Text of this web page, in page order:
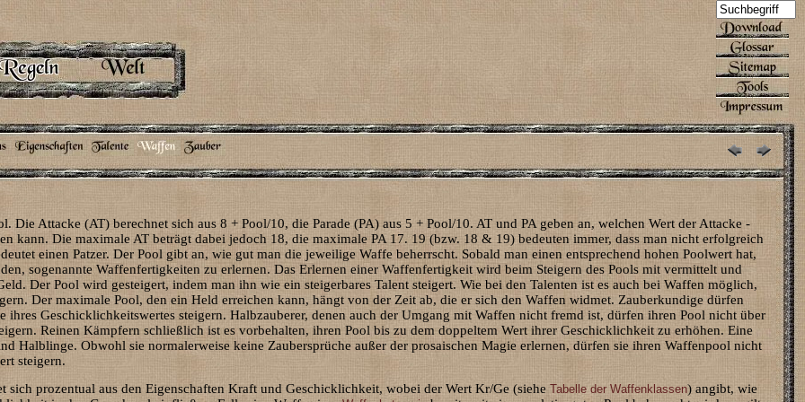
Die Attacke (AT) berechnet sich aus 8 + Pool/10, die Parade (PA) aus 5 + Pool/10. AT und PA geben an, welchen Wert der Attacke -
kann. Die maximale AT beträgt dabei jedoch 18, die maximale PA 17. 19 (bzw. 18 & 19) bedeuten immer, dass man nicht erfolgreich
einen Patzer. Der Pool gibt an, wie gut man die jeweilige Waffe beherrscht. Sobald man einen entsprechend hohen Poolwert hat,
sogenannte Waffenfertigkeiten zu erlernen. Das Erlernen einer Waffenfertigkeit wird beim Steigern des Pools mit vermittelt und
Der Pool wird gesteigert, indem man ihn wie ein steigerbares Talent steigert. Wie bei den Talenten ist es auch bei Waffen möglich,
Der maximale Pool, den ein Held erreichen kann, hängt von der Zeit ab, die er sich den Waffen widmet. Zauberkundige dürfen
ihres Geschicklichkeitswertes steigern. Halbzauberer, denen auch der Umgang mit Waffen nicht fremd ist, dürfen ihren Pool nicht über
Reinen Kämpfern schließlich ist es vorbehalten, ihren Pool bis zu dem doppeltem Wert ihrer Geschicklichkeit zu erhöhen. Eine
Halblinge. Obwohl sie normalerweise keine Zaubersprüche außer der prosaischen Magie erlernen, dürfen sie ihren Waffenpool nicht
steigern.
sich prozentual aus den Eigenschaften Kraft und Geschicklichkeit, wobei der Wert Kr/Ge (sieheTabelle der Waffenklassen) angibt, wie